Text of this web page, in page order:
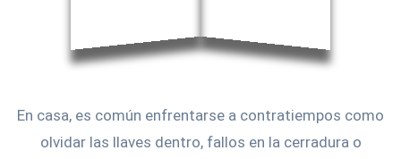
En casa, es común enfrentarse a contratiempos como
olvidar las llaves dentro, fallos en la cerradura o